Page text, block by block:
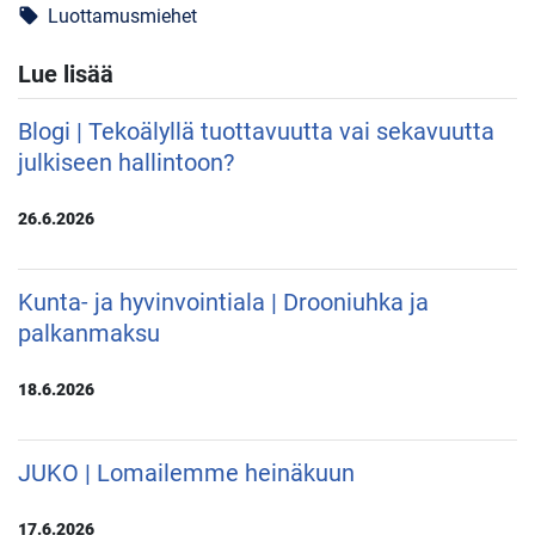
local_offer Luottamusmiehet
Lue lisää
Blogi | Tekoälyllä tuottavuutta vai sekavuutta
julkiseen hallintoon?
26.6.2026
Kunta- ja hyvinvointiala | Drooniuhka ja
palkanmaksu
18.6.2026
JUKO | Lomailemme heinäkuun
17.6.2026